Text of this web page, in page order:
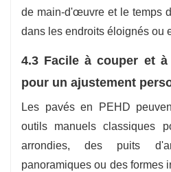
de main-d'œuvre et le temps
dans les endroits éloignés ou
4.3 Facile à couper et
pour un ajustement
Les pavés en PEHD
outils manuels classiques
arrondies, des puits
panoramiques ou des formes